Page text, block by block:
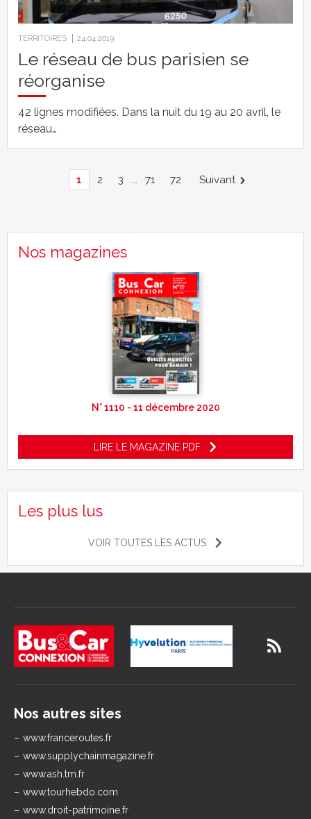
TERRITOIRES 24.04.2019
Le réseau de bus parisien se
réorganise
42 lignes modifiées. Dans la nuit du 19 au 20 avril, le
réseau…
1 2 3 ... 71 72 Suivant
Nos magazines
N° 1110 - 11 décembre 2020
LIRE LE MAGAZINE PDF
Les plus lus
VOIR TOUTES LES ACTUS
Nos autres sites
www.franceroutes.fr
www.supplychainmagazine.fr
www.ash.tm.fr
www.tourhebdo.com
www.droit-patrimoine.fr